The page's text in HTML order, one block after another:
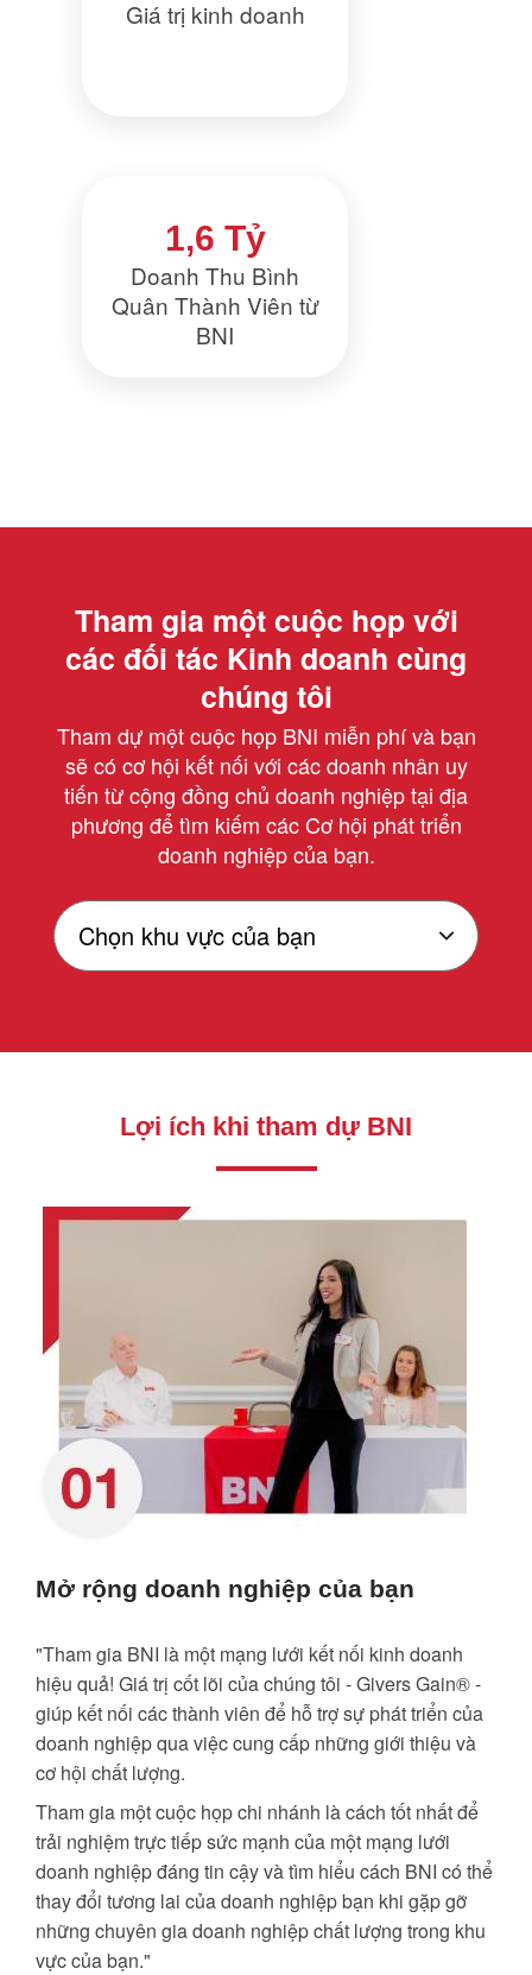
Giá trị kinh doanh
1,6 Tỷ
Doanh Thu Bình
Quân Thành Viên từ
BNI
Tham gia một cuộc họp với
các đối tác Kinh doanh cùng
chúng tôi
Tham dự một cuộc họp BNI miễn phí và bạn
sẽ có cơ hội kết nối với các doanh nhân uy
tiến từ cộng đồng chủ doanh nghiệp tại địa
phương để tìm kiếm các Cơ hội phát triển
doanh nghiệp của bạn.
Lợi ích khi tham dự BNI
Mở rộng doanh nghiệp của bạn
"Tham gia BNI là một mạng lưới kết nối kinh doanh
hiệu quả! Giá trị cốt lõi của chúng tôi - Givers Gain® -
giúp kết nối các thành viên để hỗ trợ sự phát triển của
doanh nghiệp qua việc cung cấp những giới thiệu và
cơ hội chất lượng.
Tham gia một cuộc họp chi nhánh là cách tốt nhất để
trải nghiệm trực tiếp sức mạnh của một mạng lưới
doanh nghiệp đáng tin cậy và tìm hiểu cách BNI có thể
thay đổi tương lai của doanh nghiệp bạn khi gặp gỡ
những chuyên gia doanh nghiệp chất lượng trong khu
vực của bạn."